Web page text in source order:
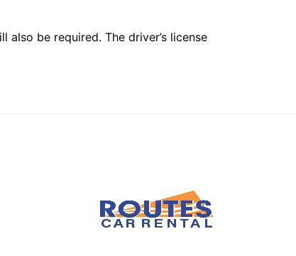
be required. The driver’s license